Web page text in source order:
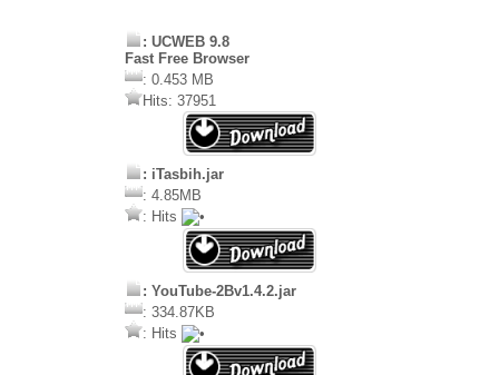
: UCWEB 9.8
Fast Free Browser
: 0.453 MB
Hits: 37951
: iTasbih.jar
: 4.85MB
: Hits
: YouTube-2Bv1.4.2.jar
: 334.87KB
: Hits